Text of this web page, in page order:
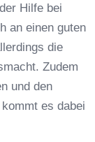
Hilfe bei
an einen guten
die
Zudem
und den
es dabei